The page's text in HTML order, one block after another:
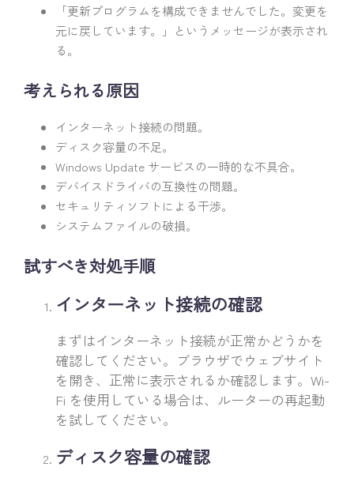
「更新プログラムを構成できませんでした。変更を
元に戻しています。」というメッセージが表示され
る。
考えられる原因
インターネット接続の問題。
ディスク容量の不足。
Windows Update サービスの一時的な不具合。
デバイスドライバの互換性の問題。
セキュリティソフトによる干渉。
システムファイルの破損。
試すべき対処手順
インターネット接続の確認
まずはインターネット接続が正常かどうかを
確認してください。ブラウザでウェブサイト
を開き、正常に表示されるか確認します。Wi-
Fi を使用している場合は、ルーターの再起動
を試してください。
ディスク容量の確認